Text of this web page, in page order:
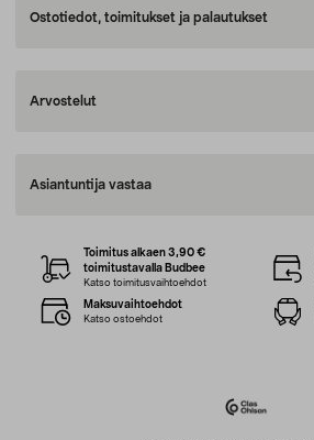
Ostotiedot, toimitukset ja palautukset
Arvostelut
Asiantuntija vastaa
Toimitus alkaen 3,90 €
toimitustavalla Budbee
Katso toimitusvaihtoehdot
Maksuvaihtoehdot
Katso ostoehdot